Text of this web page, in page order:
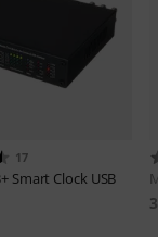
17
Smart Clock USB